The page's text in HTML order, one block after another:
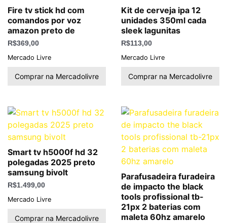
Fire tv stick hd com
comandos por voz
amazon preto de
R$369,00
Mercado Livre
Comprar na Mercadolivre
Kit de cerveja ipa 12
unidades 350ml cada
sleek lagunitas
R$113,00
Mercado Livre
Comprar na Mercadolivre
Smart tv h5000f hd 32
polegadas 2025 preto
samsung bivolt
R$1.499,00
Mercado Livre
Comprar na Mercadolivre
Parafusadeira furadeira
de impacto the black
tools profissional tb-
21px 2 baterias com
maleta 60hz amarelo